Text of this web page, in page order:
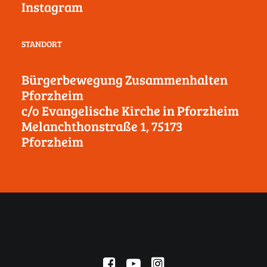
Instagram
STANDORT
Bürgerbewegung Zusammenhalten
Pforzheim
c/o Evangelische Kirche in Pforzheim
Melanchthonstraße 1, 75173
Pforzheim